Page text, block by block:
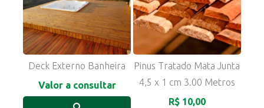
Deck Externo Banheira
Valor a consultar
Pinus Tratado Mata Junta
4,5 x 1 cm 3.00 Metros
R$ 10,00